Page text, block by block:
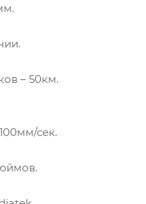
– 50км.
сек.